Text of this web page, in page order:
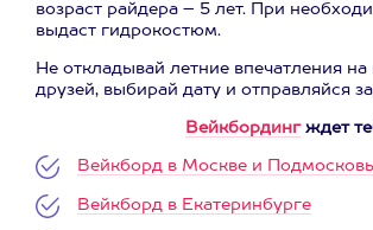
возраст райдера – 5 лет. При
выдаст гидрокостюм.
Не откладывай летние впечатления
друзей, выбирай дату и отправляйся
Вейкбордингждет
Вейкборд в Москве и
Вейкборд в Екатеринбурге